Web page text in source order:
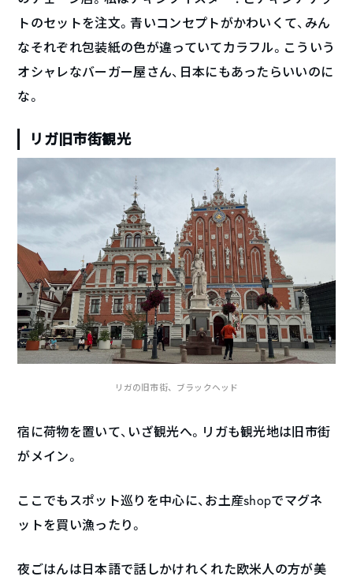
トのセットを注文。青いコンセプトがかわいくて、みん
なそれぞれ包装紙の色が違っていてカラフル。こういう
オシャレなバーガー屋さん、日本にもあったらいいのに
な。
リガ旧市街観光
リガの旧市街、ブラックヘッド
宿に荷物を置いて、いざ観光へ。リガも観光地は旧市街
がメイン。
ここでもスポット巡りを中心に、お土産shopでマグネ
ットを買い漁ったり。
夜ごはんは日本語で話しかけれくれた欧米人の方が美